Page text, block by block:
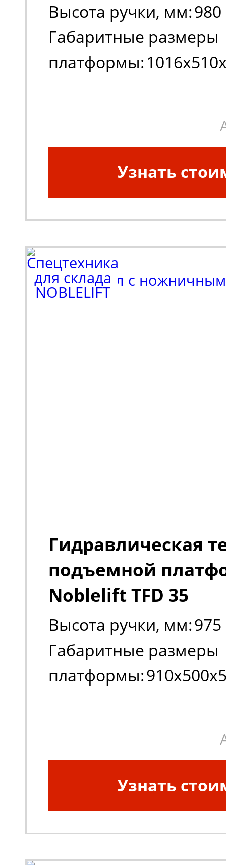
Высота ручки, мм:980
Габаритные размеры
платформы:
Грузоподъемность, кг:
Узнать
Гидравлическая
подъемной
Noblelift TFD 35
Высота ручки, мм:975
Габаритные размеры
платформы:
Грузоподъемность, кг:
Узнать